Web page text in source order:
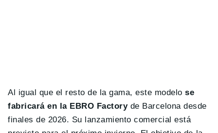
Al igual que el resto de la gama, este modelose
fabricará en la EBRO Factoryde Barcelona desde
finales de 2026. Su lanzamiento comercial está